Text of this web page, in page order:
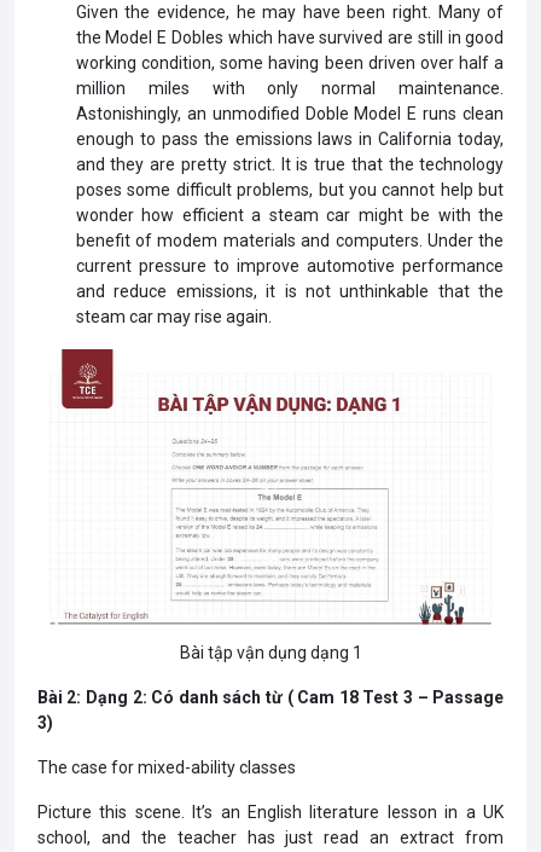
Given the evidence, he may have been right. Many of
the Model E Dobles which have survived are still in good
working condition, some having been driven over half a
million miles with only normal maintenance.
Astonishingly, an unmodified Doble Model E runs clean
enough to pass the emissions laws in California today,
and they are pretty strict. It is true that the technology
poses some difficult problems, but you cannot help but
wonder how efficient a steam car might be with the
benefit of modem materials and computers. Under the
current pressure to improve automotive performance
and reduce emissions, it is not unthinkable that the
steam car may rise again.
Bài tập vận dụng dạng 1
Bài 2: Dạng 2: Có danh sách từ ( Cam 18 Test 3 – Passage
3)
The case for mixed-ability classes
Picture this scene. It’s an English literature lesson in a UK
school, and the teacher has just read an extract from